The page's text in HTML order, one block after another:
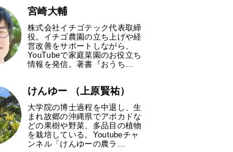
宮崎大輔
株式会社イチゴテック代表取締
役。イチゴ農園の立ち上げや経
営改善をサポートしながら、
YouTubeで家庭菜園のお役立ち
情報を発信。著書『おうち…
けんゆー （上原賢祐）
大学院の博士過程を中退し、生
まれ故郷の沖縄県でアボカドな
どの果樹や野菜、多品目の植物
を栽培している。Youtubeチャ
ンネル「けんゆーの農ラ…